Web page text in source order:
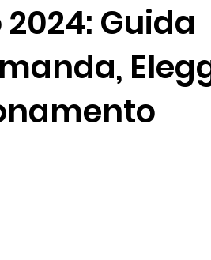
Guida